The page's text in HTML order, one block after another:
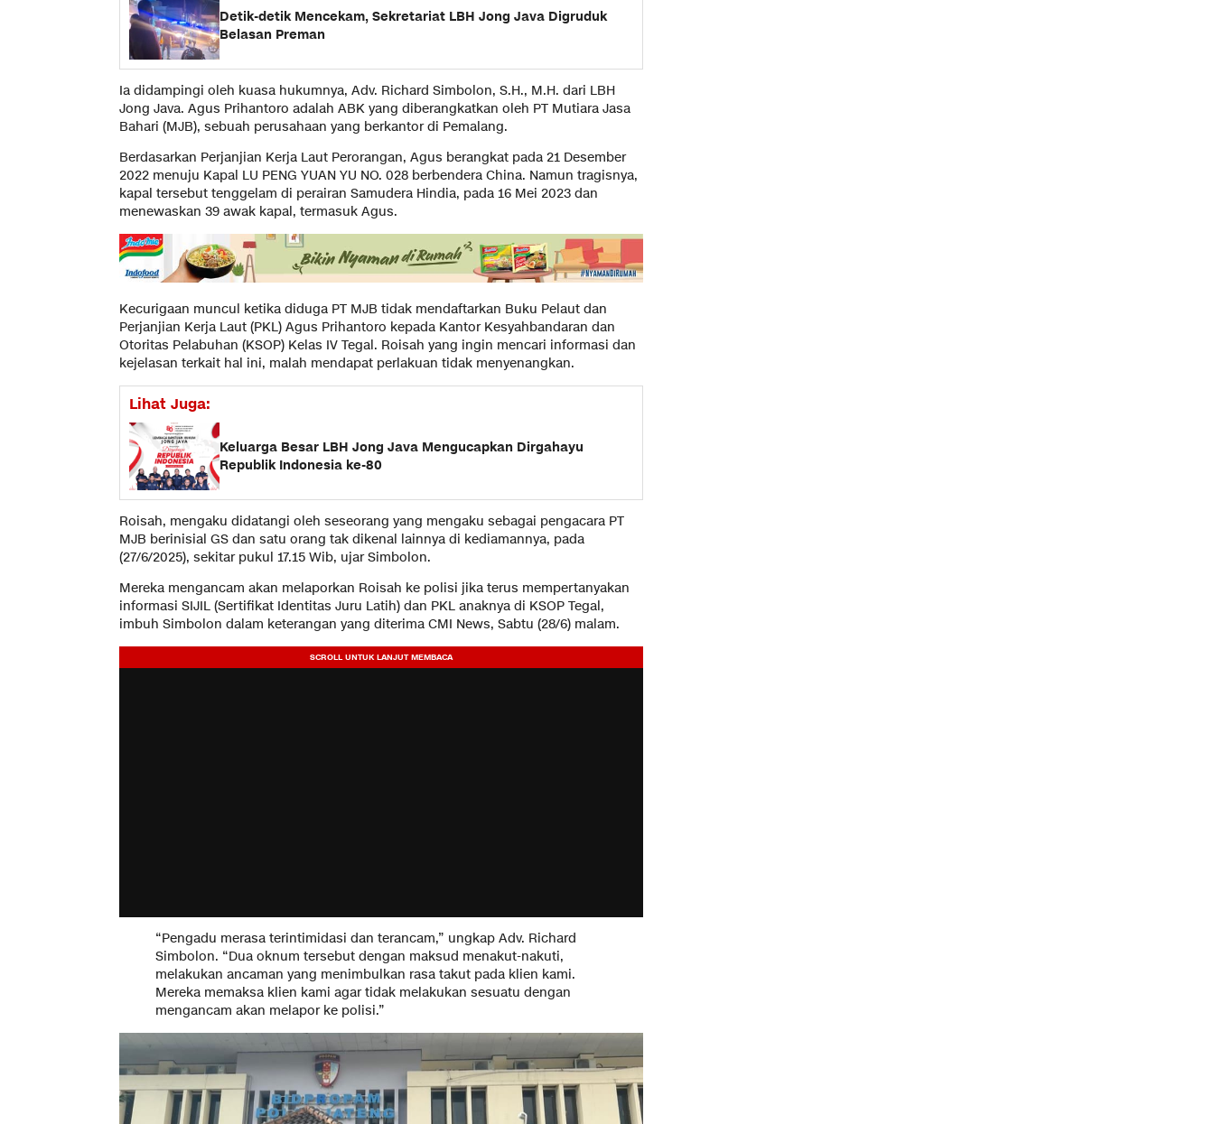
Detik-detik Mencekam, Sekretariat LBH Jong Java Digruduk
Belasan Preman
Ia didampingi oleh kuasa hukumnya, Adv. Richard Simbolon, S.H., M.H. dari LBH
Jong Java. Agus Prihantoro adalah ABK yang diberangkatkan oleh PT Mutiara Jasa
Bahari (MJB), sebuah perusahaan yang berkantor di Pemalang.
Berdasarkan Perjanjian Kerja Laut Perorangan, Agus berangkat pada 21 Desember
2022 menuju Kapal LU PENG YUAN YU NO. 028 berbendera China. Namun tragisnya,
kapal tersebut tenggelam di perairan Samudera Hindia, pada 16 Mei 2023 dan
menewaskan 39 awak kapal, termasuk Agus.
Kecurigaan muncul ketika diduga PT MJB tidak mendaftarkan Buku Pelaut dan
Perjanjian Kerja Laut (PKL) Agus Prihantoro kepada Kantor Kesyahbandaran dan
Otoritas Pelabuhan (KSOP) Kelas IV Tegal. Roisah yang ingin mencari informasi dan
kejelasan terkait hal ini, malah mendapat perlakuan tidak menyenangkan.
Lihat Juga:
Keluarga Besar LBH Jong Java Mengucapkan Dirgahayu
Republik Indonesia ke-80
Roisah, mengaku didatangi oleh seseorang yang mengaku sebagai pengacara PT
MJB berinisial GS dan satu orang tak dikenal lainnya di kediamannya, pada
(27/6/2025), sekitar pukul 17.15 Wib, ujar Simbolon.
Mereka mengancam akan melaporkan Roisah ke polisi jika terus mempertanyakan
informasi SIJIL (Sertifikat Identitas Juru Latih) dan PKL anaknya di KSOP Tegal,
imbuh Simbolon dalam keterangan yang diterima CMI News, Sabtu (28/6) malam.
“Pengadu merasa terintimidasi dan terancam,” ungkap Adv. Richard
Simbolon. “Dua oknum tersebut dengan maksud menakut-nakuti,
melakukan ancaman yang menimbulkan rasa takut pada klien kami.
Mereka memaksa klien kami agar tidak melakukan sesuatu dengan
mengancam akan melapor ke polisi.”